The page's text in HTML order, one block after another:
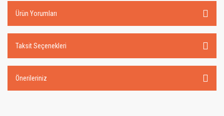
Ürün Yorumları
Taksit Seçenekleri
Önerileriniz